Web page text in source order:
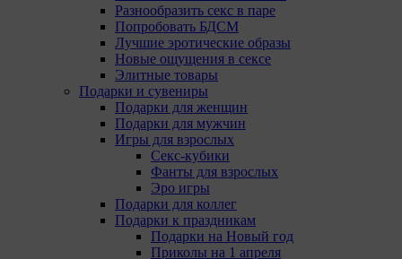
Разнообразить секс в паре
Попробовать БДСМ
Лучшие эротические образы
Новые ощущения в сексе
Элитные товары
Подарки и сувениры
Подарки для женщин
Подарки для мужчин
Игры для взрослых
Секс-кубики
Фанты для взрослых
Эро игры
Подарки для коллег
Подарки к праздникам
Подарки на Новый год
Приколы на 1 апреля